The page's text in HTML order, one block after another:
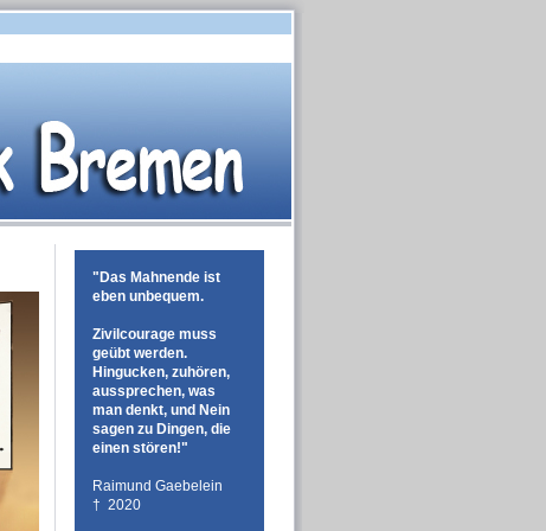
"Das Mahnende ist
eben unbequem.
Zivilcourage muss
geübt werden.
Hingucken, zuhören,
aussprechen, was
man denkt, und Nein
sagen zu Dingen, die
einen stören!"
Raimund Gaebelein
† 2020